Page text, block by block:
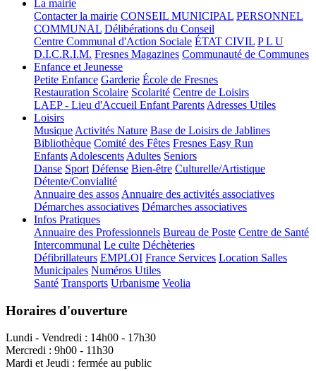
La mairie
Contacter la mairie CONSEIL MUNICIPAL PERSONNEL
COMMUNAL Délibérations du Conseil
Centre Communal d'Action Sociale ÉTAT CIVIL P L U
D.I.C.R.I.M. Fresnes Magazines Communauté de Communes
Enfance et Jeunesse
Petite Enfance Garderie École de Fresnes
Restauration Scolaire Scolarité Centre de Loisirs
LAEP - Lieu d'Accueil Enfant Parents Adresses Utiles
Loisirs
Musique Activités Nature Base de Loisirs de Jablines
Bibliothèque Comité des Fêtes Fresnes Easy Run
Enfants Adolescents Adultes Seniors
Danse Sport Défense Bien-être Culturelle/Artistique
Détente/Convialité
Annuaire des assos Annuaire des activités associatives
Démarches associatives Démarches associatives
Infos Pratiques
Annuaire des Professionnels Bureau de Poste Centre de Santé
Intercommunal Le culte Déchèteries
Défibrillateurs EMPLOI France Services Location Salles
Municipales Numéros Utiles
Santé Transports Urbanisme Veolia
Horaires d'ouverture
Lundi - Vendredi : 14h00 - 17h30
Mercredi : 9h00 - 11h30
Mardi et Jeudi : fermée au public